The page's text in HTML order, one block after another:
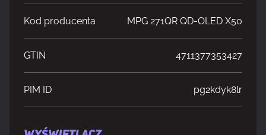
Kod producenta MPG 271QR QD-OLED X50
GTIN 4711377353427
PIM ID pg2kdyk8lr